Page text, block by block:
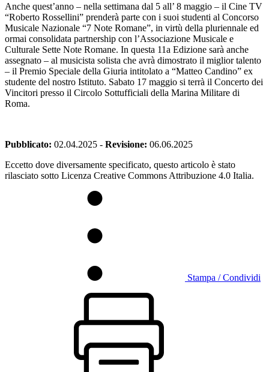
Anche quest’anno – nella settimana dal 5 all’ 8 maggio – il Cine TV
“Roberto Rossellini” prenderà parte con i suoi studenti al Concorso
Musicale Nazionale “7 Note Romane”, in virtù della pluriennale ed
ormai consolidata partnership con l’Associazione Musicale e
Culturale Sette Note Romane. In questa 11a Edizione sarà anche
assegnato – al musicista solista che avrà dimostrato il miglior talento
– il Premio Speciale della Giuria intitolato a “Matteo Candino” ex
studente del nostro Istituto. Sabato 17 maggio si terrà il Concerto dei
Vincitori presso il Circolo Sottufficiali della Marina Militare di
Roma.
Pubblicato: 02.04.2025 - Revisione: 06.06.2025
Eccetto dove diversamente specificato, questo articolo è stato
rilasciato sotto Licenza Creative Commons Attribuzione 4.0 Italia.
Stampa / Condividi